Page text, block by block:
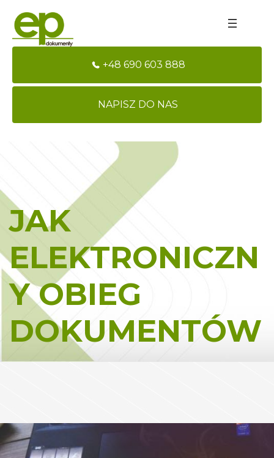
+48 690 603 888
NAPISZ DO NAS
JAK
ELEKTRONICZN
Y OBIEG
DOKUMENTÓW